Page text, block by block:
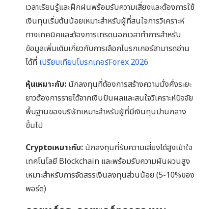
เวลาเรียนรู้และฝึกฝนพร้อมรับความเสี่ยงและต้องการใช้
เงินทุนเริ่มต้นน้อยเหมาะสำหรับผู้ที่สนใจการวิเคราะห์
ทางเทคนิคและต้องการเทรดนอกเวลาทำการสำหรับ
ข้อมูลเพิ่มเติมเกี่ยวกับการเลือกโบรกเกอร์สามารถอ่าน
ได้ที่ เปรียบเทียบโบรกเกอร์Forex 2026
หุ้นเหมาะกับ: นักลงทุนที่ต้องการสร้างความมั่งคั่งระยะ
ยาวต้องการรายได้จากเงินปันผลและสนใจวิเคราะห์ปัจจัย
พื้นฐานของบริษัทเหมาะสำหรับผู้ที่มีเงินทุนปานกลาง
ขึ้นไป
Cryptoเหมาะกับ: นักลงทุนที่รับความเสี่ยงได้สูงเข้าใจ
เทคโนโลยี Blockchain และพร้อมรับความผันผวนสูง
เหมาะสำหรับการจัดสรรเงินลงทุนส่วนน้อย (5-10%ของ
พอร์ต)